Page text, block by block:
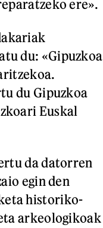
ere».
du: «Gipuzkoa
du Gipuzkoa
Euskal
da datorren
egin den
historiko-
arkeologikoak